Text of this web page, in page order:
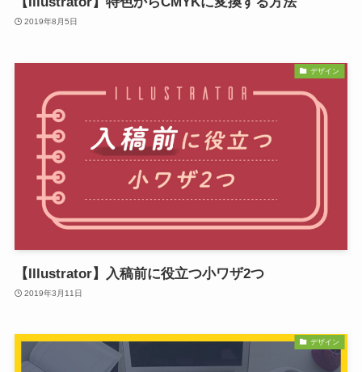
2019年8月5日
デザイン
【Illustrator】入稿前に役立つ小ワザ2つ
2019年3月11日
デザイン